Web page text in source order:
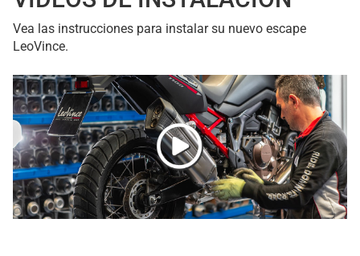
Vea las instrucciones para instalar su nuevo escape
LeoVince.